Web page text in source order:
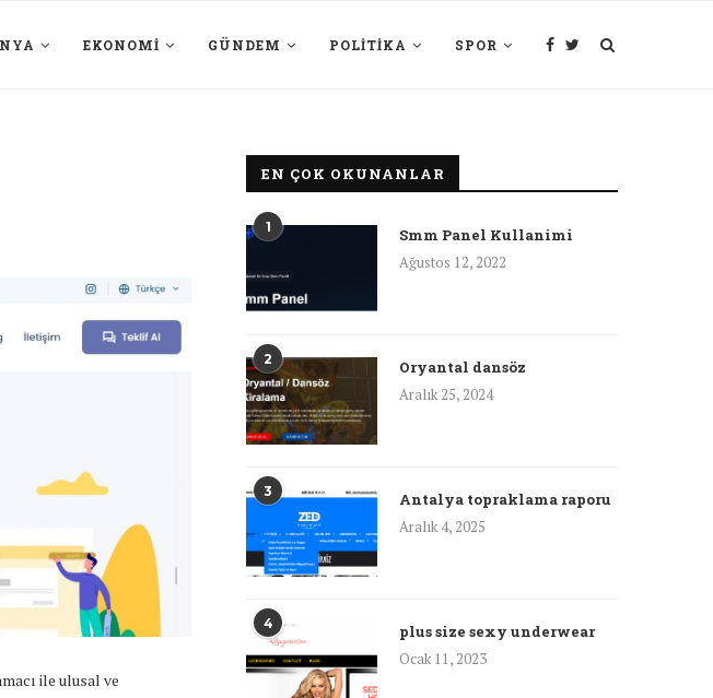
EKONOMI GÜNDEM POLITIKA SPOR
ile ulusal ve
EN ÇOK OKUNANLAR
1
Smm Panel Kullanimi
Ağustos 12, 2022
2
Oryantal dansöz
Aralık 25, 2024
3
Antalya topraklama raporu
Aralık 4, 2025
4
plus size sexy underwear
Ocak 11, 2023